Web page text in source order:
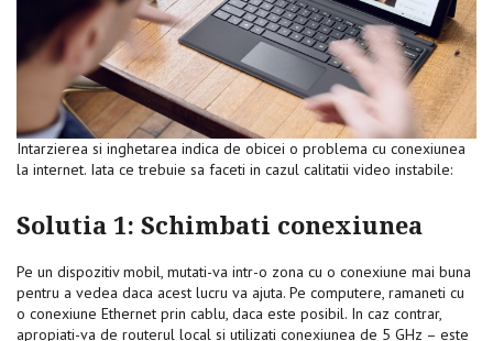
Intarzierea si inghetarea indica de obicei o problema cu conexiunea
la internet. Iata ce trebuie sa faceti in cazul calitatii video instabile:
Solutia 1: Schimbati conexiunea
Pe un dispozitiv mobil, mutati-va intr-o zona cu o conexiune mai buna
pentru a vedea daca acest lucru va ajuta. Pe computere, ramaneti cu
o conexiune Ethernet prin cablu, daca este posibil. In caz contrar,
apropiati-va de routerul local si utilizati conexiunea de 5 GHz – este